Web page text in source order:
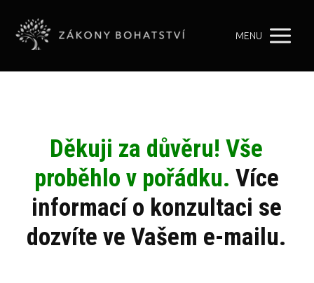
MENU
Děkuji za důvěru! Vše
proběhlo v pořádku. Více
informací o konzultaci se
dozvíte ve Vašem e-mailu.